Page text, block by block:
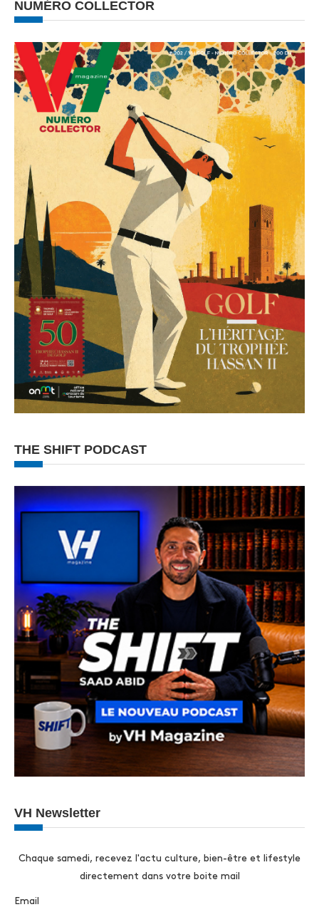
NUMÉRO COLLECTOR
THE SHIFT PODCAST
VH Newsletter
Chaque samedi, recevez l'actu culture, bien-être et lifestyle
directement dans votre boite mail
Email